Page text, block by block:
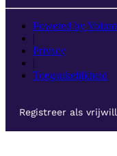
Powered by
Privacy
Toegankelijkheid
Registreer als